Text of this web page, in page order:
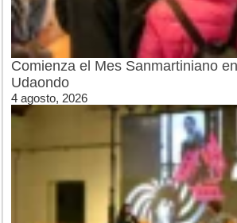
Comienza el Mes Sanmartiniano
Udaondo
4 agosto, 2026